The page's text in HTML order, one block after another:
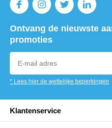
Ontvang de nieuwste
promoties
* Lees hier de wettelijke beperkingen
Klantenservice